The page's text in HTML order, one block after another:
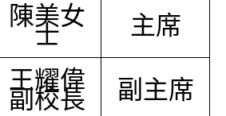
陳美女
士 主席
王耀偉
副校長 副主席